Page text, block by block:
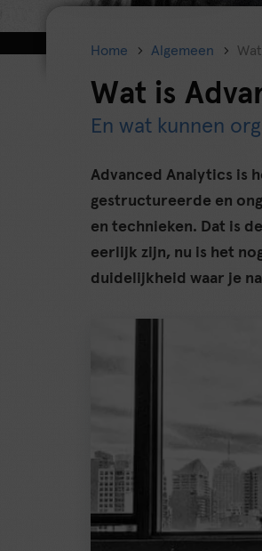
Home Algemeen
Wat is
En wat kunnen
Advanced Analytics is
gestructureerde en
en technieken. Dat is
eerlijk zijn, nu is het
duidelijkheid waar je